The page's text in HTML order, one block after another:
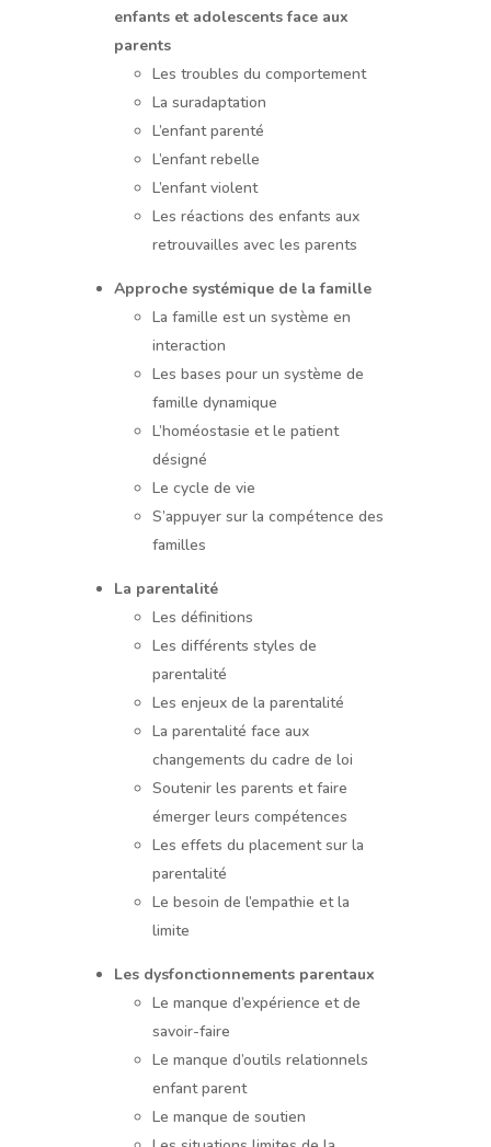
enfants et adolescents face aux
parents
Les troubles du comportement
La suradaptation
L’enfant parenté
L’enfant rebelle
L’enfant violent
Les réactions des enfants aux
retrouvailles avec les parents
Approche systémique de la famille
La famille est un système en
interaction
Les bases pour un système de
famille dynamique
L’homéostasie et le patient
désigné
Le cycle de vie
S’appuyer sur la compétence des
familles
La parentalité
Les définitions
Les différents styles de
parentalité
Les enjeux de la parentalité
La parentalité face aux
changements du cadre de loi
Soutenir les parents et faire
émerger leurs compétences
Les effets du placement sur la
parentalité
Le besoin de l’empathie et la
limite
Les dysfonctionnements parentaux
Le manque d’expérience et de
savoir-faire
Le manque d’outils relationnels
enfant parent
Le manque de soutien